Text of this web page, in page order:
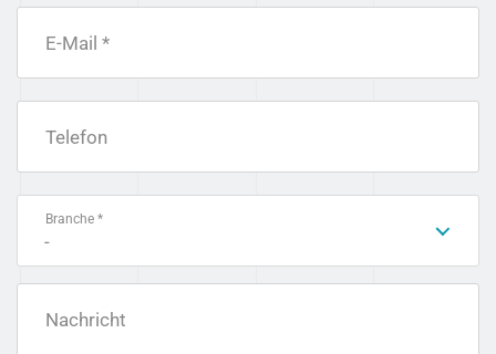
E-Mail *
Telefon
Branche *
-
Nachricht